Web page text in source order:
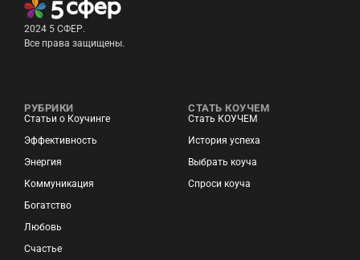
2024 5 СФЕР.
Все права защищены.
РУБРИКИ
Статьи о Коучинге
Эффективность
Энергия
Коммуникация
Богатство
Любовь
Счастье
СТАТЬ КОУЧЕМ
Стать КОУЧЕМ
История успеха
Выбрать коуча
Спроси коуча